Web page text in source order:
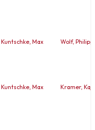
Kuntschke, Max Wolf, Philipp
Kuntschke, Max Kramer, Kaj